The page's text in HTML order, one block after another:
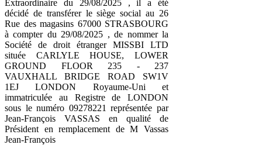
Extraordinaire du 29/08/2025 , il a été
décidé de transférer le siège social au 26
Rue des magasins 67000 STRASBOURG
à compter du 29/08/2025 , de nommer la
Société de droit étranger MISSBI LTD
située CARLYLE HOUSE, LOWER
GROUND FLOOR 235 - 237
VAUXHALL BRIDGE ROAD SW1V
1EJ LONDON Royaume-Uni et
immatriculée au Registre de LONDON
sous le numéro 09278221 représentée par
Jean-François VASSAS en qualité de
Président en remplacement de M Vassas
Jean-François